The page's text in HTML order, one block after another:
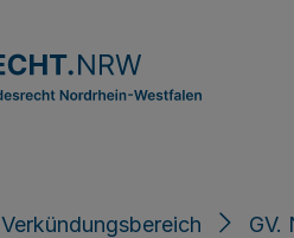
Verkündungsbereich GV.